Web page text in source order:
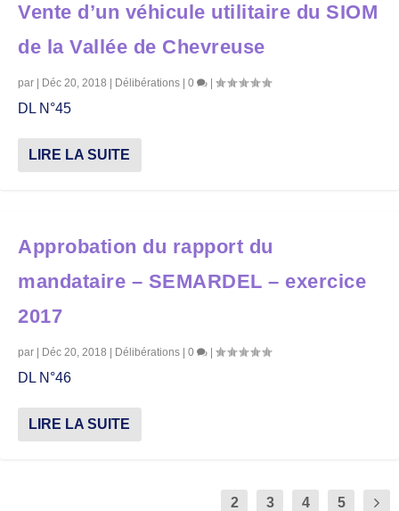
Vente d’un véhicule utilitaire du SIOM
de la Vallée de Chevreuse
par Déc 20, 2018 Délibérations 0
DL N°45
LIRE LA SUITE
Approbation du rapport du
mandataire – SEMARDEL – exercice
2017
par Déc 20, 2018 Délibérations 0
DL N°46
LIRE LA SUITE
2 3 4 5